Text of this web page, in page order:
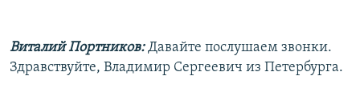
Виталий Портников:Давайте послушаем звонки.
Здравствуйте, Владимир Сергеевич из Петербурга.